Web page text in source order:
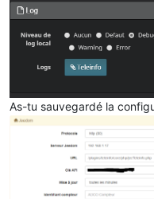
As-tu sauvegardé la